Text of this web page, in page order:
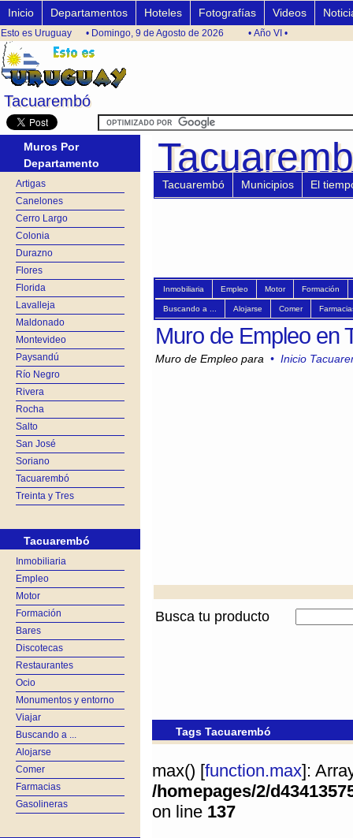
Tacuarembó
Tacuarembó
Inicio Departamentos Hoteles Fotografías Videos
Esto es Uruguay • Domingo, 9 de Agosto de 2026 • Año VI •
Muros Por
Departamento
Artigas
Canelones
Cerro Largo
Colonia
Durazno
Flores
Florida
Lavalleja
Maldonado
Montevideo
Paysandú
Río Negro
Rivera
Rocha
Salto
San José
Soriano
Tacuarembó
Treinta y Tres
Tacuarembó
Inmobiliaria
Empleo
Motor
Formación
Bares
Discotecas
Restaurantes
Ocio
Monumentos y entorno
Viajar
Buscando a ...
Alojarse
Comer
Farmacias
Gasolineras
Tacuarembó Municipios El
Inmobiliaria Empleo Motor Formación
Buscando a ... Alojarse Comer
Muro de Empleo en
Muro de Empleo para • Inicio
Busca tu producto
Tags Tacuarembó
max() [function.max]:
/homepages/2/
on line 137